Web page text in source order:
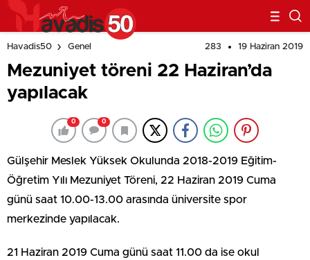
Havadis50 Genel 283 19 Haziran 2019
Mezuniyet töreni 22 Haziran’da
yapılacak
0 0
Gülşehir Meslek Yüksek Okulunda 2018-2019 Eğitim-
Öğretim Yılı Mezuniyet Töreni, 22 Haziran 2019 Cuma
günü saat 10.00-13.00 arasında üniversite spor
merkezinde yapılacak.
21 Haziran 2019 Cuma günü saat 11.00 da ise okul